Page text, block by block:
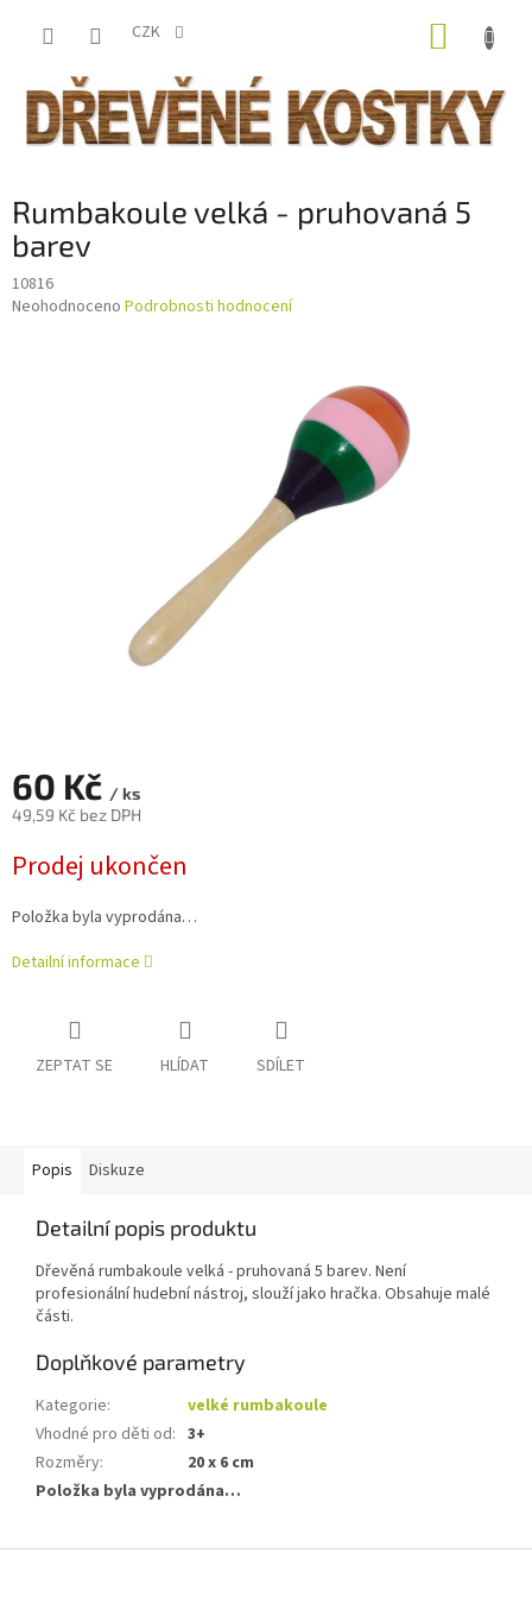
CZK
Rumbakoule velká - pruhovaná 5
barev
10816
Průměrné
Neohodnoceno Podrobnosti hodnocení
60 Kč / ks
49,59 Kč bez DPH
cena:
Prodej ukončen
Položka byla vyprodána…
Detailní informace
ZEPTAT SE HLÍDAT SDÍLET
Popis Diskuze
Detailní popis produktu
Dřevěná rumbakoule velká - pruhovaná 5 barev. Není
profesionální hudební nástroj, slouží jako hračka. Obsahuje malé
části.
Doplňkové parametry
Kategorie:
velké rumbakoule
Vhodné pro děti od: 3+
Rozměry:
20 x 6 cm
Položka byla vyprodána…